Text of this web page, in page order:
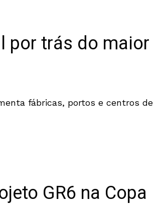
por trás do maior
fábricas, portos e centros de
GR6 na Copa